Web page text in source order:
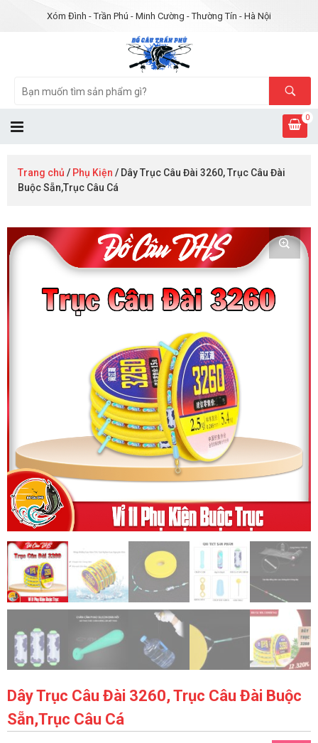
Xóm Đình - Trần Phú - Minh Cường - Thường Tín - Hà Nội
0
Trang chủ / Phụ Kiện / Dây Trục Câu Đài 3260, Trục Câu Đài
Buộc Sẵn,Trục Câu Cá
Dây Trục Câu Đài 3260, Trục Câu Đài Buộc
Sẵn,Trục Câu Cá